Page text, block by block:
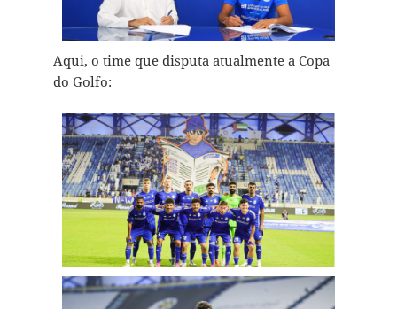
Aqui, o time que disputa atualmente a Copa
do Golfo: